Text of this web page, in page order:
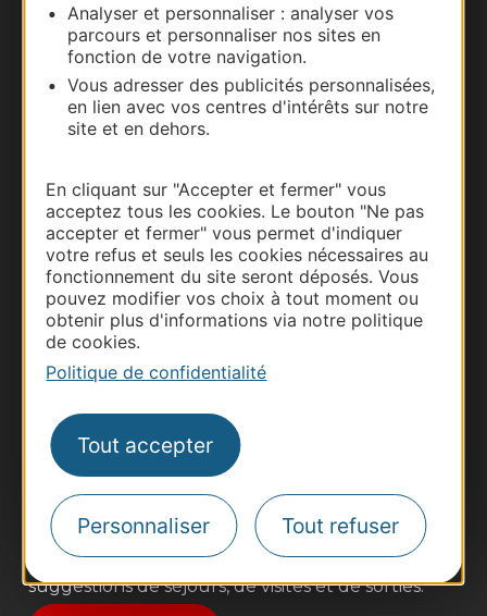
Analyser et personnaliser : analyser vos
parcours et personnaliser nos sites en
fonction de votre navigation.
Vous adresser des publicités personnalisées,
en lien avec vos centres d'intérêts sur notre
site et en dehors.
En cliquant sur "Accepter et fermer" vous
acceptez tous les cookies. Le bouton "Ne pas
accepter et fermer" vous permet d'indiquer
votre refus et seuls les cookies nécessaires au
fonctionnement du site seront déposés. Vous
pouvez modifier vos choix à tout moment ou
obtenir plus d'informations via notre politique
de cookies.
Politique de confidentialité
Tout accepter
Personnaliser Tout refuser
Carte interactive
Documentation
Thermalisme
Business/Mice
Pros d'Occitanie
Site presse et d'influence
Voyagistes
Destination Sport
Inscrivez-vous à la lettre d'information
Destination Occitanie pour recevoir des
suggestions de séjours, de visites et de sorties.